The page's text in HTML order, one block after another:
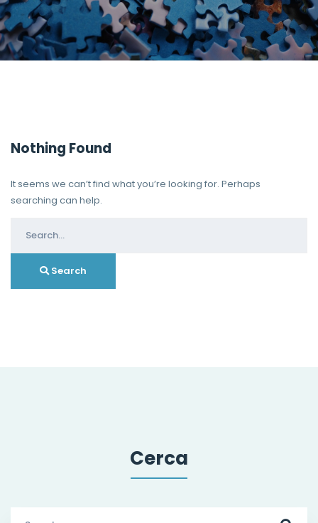
Nothing Found
It seems we can’t find what you’re looking for. Perhaps
searching can help.
for:
Search
Cerca